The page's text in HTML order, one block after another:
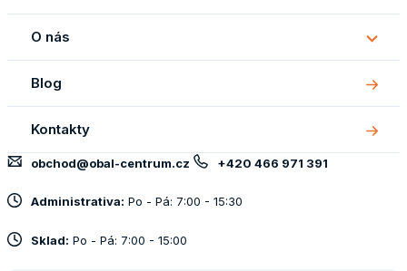
o
O nás
O
nás
Blog
Kontakty
obchod@obal-centrum.cz +420 466 971 391
Administrativa: Po - Pá: 7:00 - 15:30
Sklad: Po - Pá: 7:00 - 15:00